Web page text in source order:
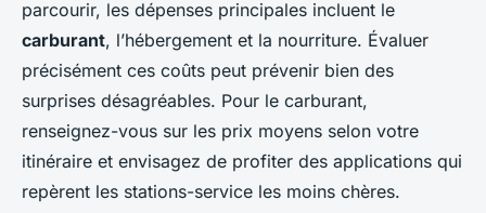
parcourir, les dépenses principales incluent le
carburant, l’hébergement et la nourriture. Évaluer
précisément ces coûts peut prévenir bien des
surprises désagréables. Pour le carburant,
renseignez-vous sur les prix moyens selon votre
itinéraire et envisagez de profiter des applications qui
repèrent les stations-service les moins chères.